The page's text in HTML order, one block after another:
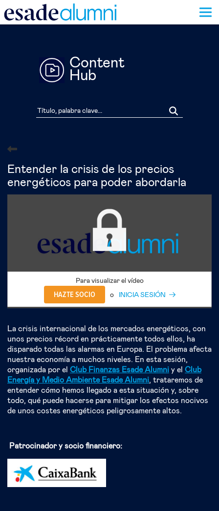
Content
Hub
Entender la crisis de los precios
energéticos para poder abordarla
Para visualizar el vídeo
HAZTE SOCIO o INICIA SESIÓN
La crisis internacional de los mercados energéticos, con
unos precios récord en prácticamente todos ellos, ha
disparado todas las alarmas en Europa. El problema afecta
nuestra economía a muchos niveles. En esta sesión,
organizada por el Club Finanzas Esade Alumni y el Club
Energía y Medio Ambiente Esade Alumni, trataremos de
entender cómo hemos llegado a esta situación y, sobre
todo, qué puede hacerse para mitigar los efectos nocivos
de unos costes energéticos peligrosamente altos.
Patrocinador y socio financiero: